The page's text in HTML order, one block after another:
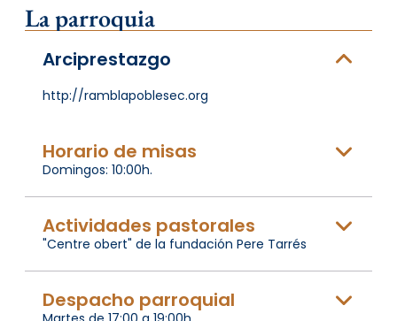
La parroquia
Arciprestazgo
http://ramblapoblesec.org
Horario de misas
Domingos: 10:00h.
Actividades pastorales
"Centre obert" de la fundación Pere Tarrés
Despacho parroquial